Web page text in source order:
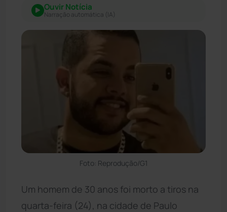
Ouvir Notícia
Narração automática (IA)
Foto: Reprodução/G1
Um homem de 30 anos foi morto a tiros na
quarta-feira (24), na cidade de Paulo